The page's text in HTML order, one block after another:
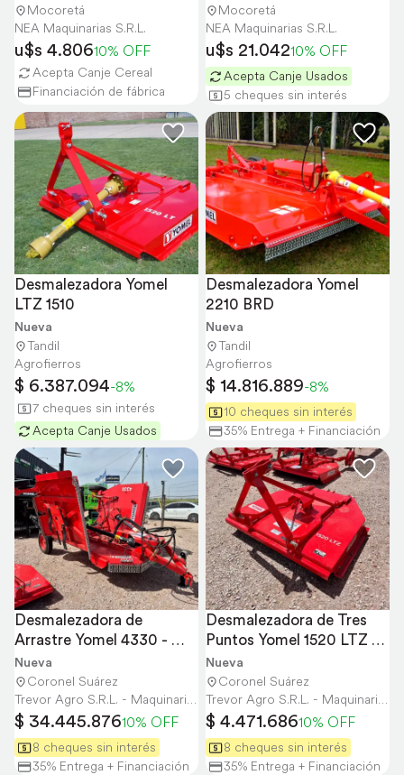
Mocoretá
NEA Maquinarias S.R.L.
u$s 4.80610% OFF
Acepta Canje Cereal
Financiación de fábrica
Mocoretá
NEA Maquinarias S.R.L.
u$s 21.04210% OFF
Acepta Canje Usados
5 cheques sin interés
Desmalezadora Yomel
LTZ 1510
Nueva
Tandil
Agrofierros
$ 6.387.094-8%
7 cheques sin interés
Acepta Canje Usados
Desmalezadora Yomel
2210 BRD
Nueva
Tandil
Agrofierros
$ 14.816.889-8%
10 cheques sin interés
35% Entrega + Financiación
Desmalezadora de
Arrastre Yomel 4330 -
4,30 Mts
Nueva
Coronel Suárez
Trevor Agro S.R.L. - Maquinaria Agrícola y Vial
$ 34.445.87610% OFF
8 cheques sin interés
35% Entrega + Financiación
Desmalezadora de Tres
Puntos Yomel 1520 LTZ -
1,50 Mts
Nueva
Coronel Suárez
Trevor Agro S.R.L. - Maquinaria Agrícola y Vial
$ 4.471.68610% OFF
8 cheques sin interés
35% Entrega + Financiación